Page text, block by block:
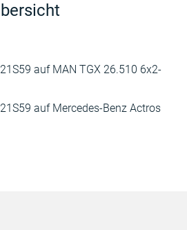
auf MAN TGX 26.510 6x2-
auf Mercedes-Benz Actros